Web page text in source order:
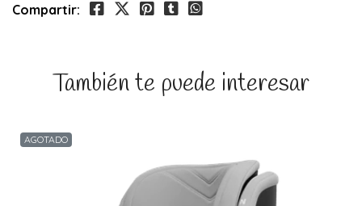
Compartir:
También te puede interesar
AGOTADO